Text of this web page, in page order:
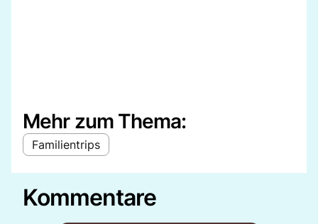
Mehr zum Thema:
Familientrips
Kommentare